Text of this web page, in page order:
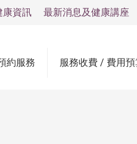
約服務 服務收費 / 費用預
康資訊 最新消息及健康講座